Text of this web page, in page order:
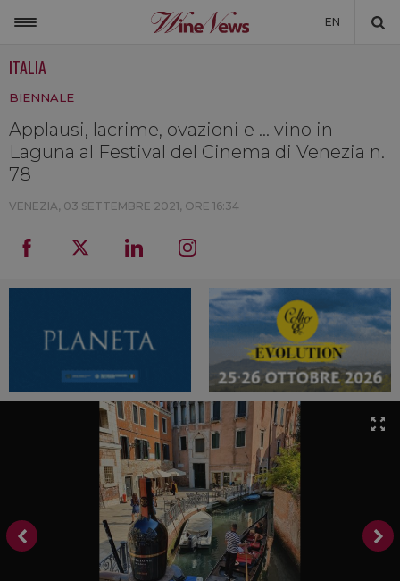
EN
NON SOLO VINO
LA CANTINA DI WINENEWS
DICONO DI NOI
ITALIA
BIENNALE
Applausi, lacrime, ovazioni e … vino in
Laguna al Festival del Cinema di Venezia n.
78
VENEZIA, 03 SETTEMBRE 2021, ORE 16:34